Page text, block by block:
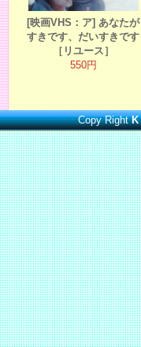
[映画VHS：ア] あなたが
すきです、だいすきです
［リユース］
550円
Copy RightK